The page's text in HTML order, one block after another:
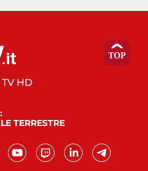
HD
TERRESTRE